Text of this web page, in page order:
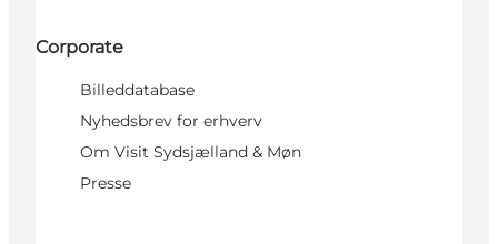
Corporate
Billeddatabase
Nyhedsbrev for erhverv
Om Visit Sydsjælland & Møn
Presse